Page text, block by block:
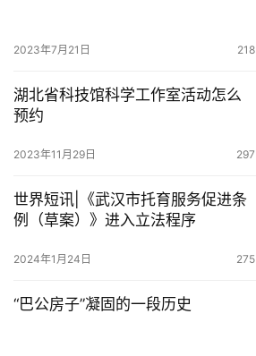
2023年7月21日 218
湖北省科技馆科学工作室活动怎么
预约
2023年11月29日 297
世界短讯|《武汉市托育服务促进条
例（草案）》进入立法程序
2024年1月24日 275
“巴公房子”凝固的一段历史